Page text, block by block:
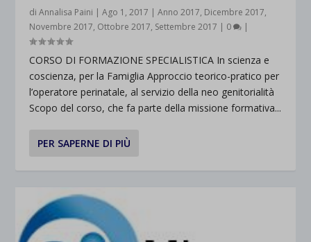
diAnnalisa Paini |Ago 1, 2017 |Anno 2017, Dicembre 2017,
Novembre 2017, Ottobre 2017, Settembre 2017 | 0 |
CORSO DI FORMAZIONE SPECIALISTICA In scienza e
coscienza, per la Famiglia Approccio teorico-pratico per
l’operatore perinatale, al servizio della neo genitorialità
Scopo del corso, che fa parte della missione formativa...
PER SAPERNE DI PIÙ